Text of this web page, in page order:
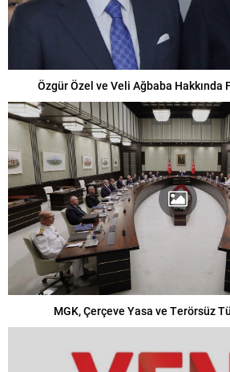
Özgür Özel ve Veli Ağbaba Hakkında
MGK, Çerçeve Yasa ve Terörsüz